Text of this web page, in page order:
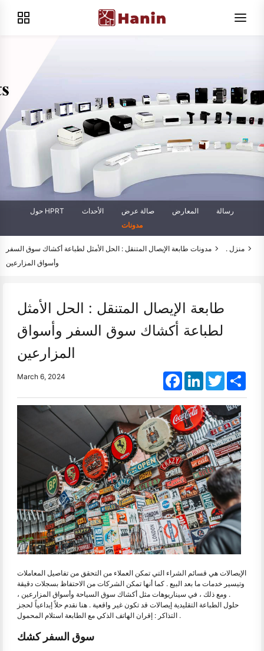
حول HPRT الأحداث صالة عرض المعارض
رسالة
مدونات
منزل . مدونات طابعة الإيصال المتنقل : الحل الأمثل لطباعة أكشاك سوق السفر
وأسواق المزارعين
طابعة الإيصال المتنقل : الحل الأمثل
لطباعة أكشاك سوق السفر وأسواق
المزارعين
March 6, 2024 FacebookLinkedInTwitter
الإيصالات هي قسائم الشراء التي تمكن العملاء من التحقق من تفاصيل المعاملات
وتيسير خدمات ما بعد البيع . كما أنها تمكن الشركات من الاحتفاظ بسجلات دقيقة
. ومع ذلك ، في سيناريوهات مثل أكشاك سوق السياحة وأسواق المزارعين ،
حلول الطباعة التقليدية إيصالات قد تكون غير واقعية . هنا نقدم حلاً إبداعياً لحجز
التذاكر : إقران الهاتف الذكي مع الطابعة استلام المحمول .
سوق السفر كشك